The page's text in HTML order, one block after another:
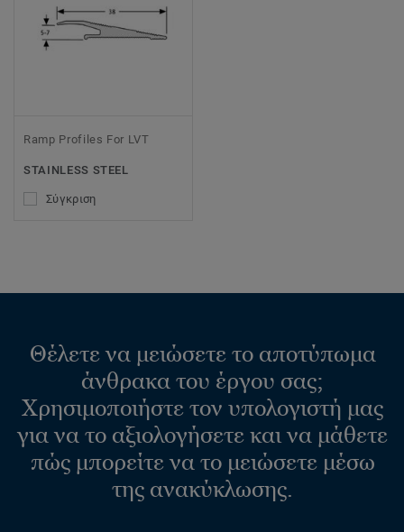
Ramp Profiles For LVT
STAINLESS STEEL
Σύγκριση
Θέλετε να μειώσετε το αποτύπωμα
άνθρακα του έργου σας;
Χρησιμοποιήστε τον υπολογιστή μας
για να το αξιολογήσετε και να μάθετε
πώς μπορείτε να το μειώσετε μέσω
της ανακύκλωσης.